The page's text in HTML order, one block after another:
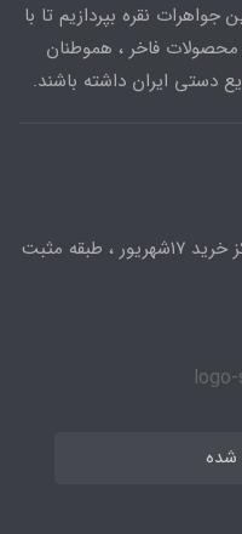
نقره بپردازیم تا با
محصولات فاخر ، هموطنان
دستی ایران داشته باشند.
مشهد ، میدان ۱۷شهریور ، مرکز خرید ۱۷شهریور ، طبقه مثبت
شده